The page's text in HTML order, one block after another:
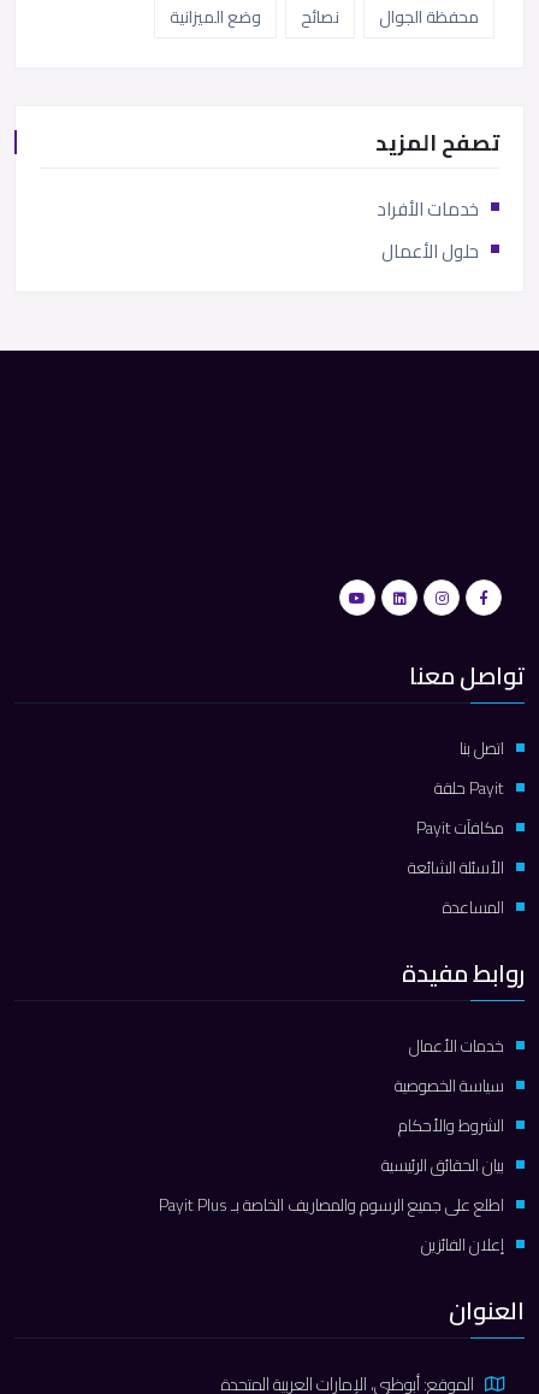
محفظة الجوال
نصائح وضع الميزانية
تصفح المزيد
خدمات الأفراد
حلول الأعمال
تواصل معنا
اتصل بنا
Payit حلقة
مكافآت Payit
الأسئلة الشائعة
المساعدة
روابط مفيدة
خدمات الأعمال
سياسة الخصوصية
الشروط والأحكام
بيان الحقائق الرئيسية
اطلع على جميع الرسوم والمصاريف الخاصة بـ Payit Plus
إعلان الفائزين
العنوان
الموقع: أبوظبي، الإمارات العربية المتحدة